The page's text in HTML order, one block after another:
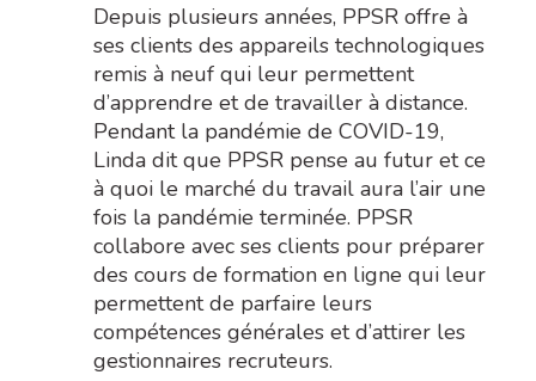
Depuis plusieurs années, PPSR offre à
ses clients des appareils technologiques
remis à neuf qui leur permettent
d’apprendre et de travailler à distance.
Pendant la pandémie de COVID-19,
Linda dit que PPSR pense au futur et ce
à quoi le marché du travail aura l’air une
fois la pandémie terminée. PPSR
collabore avec ses clients pour préparer
des cours de formation en ligne qui leur
permettent de parfaire leurs
compétences générales et d’attirer les
gestionnaires recruteurs.